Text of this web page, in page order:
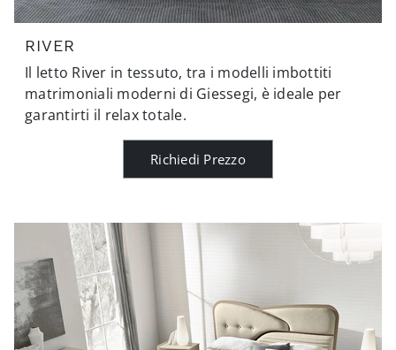
RIVER
Il letto River in tessuto, tra i modelli imbottiti
matrimoniali moderni di Giessegi, è ideale per
garantirti il relax totale.
Richiedi Prezzo